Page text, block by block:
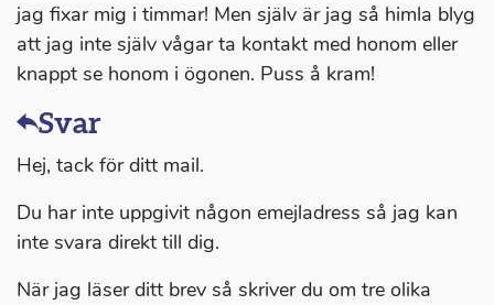
jag fixar mig i timmar! Men själv är jag så himla blyg
att jag inte själv vågar ta kontakt med honom eller
knappt se honom i ögonen. Puss å kram!
Svar
Hej, tack för ditt mail.
Du har inte uppgivit någon emejladress så jag kan
inte svara direkt till dig.
När jag läser ditt brev så skriver du om tre olika